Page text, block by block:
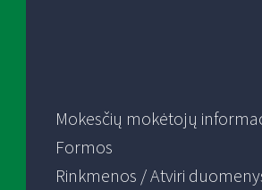
Mokesčių mokėtojų
Formos
Rinkmenos / Atviri